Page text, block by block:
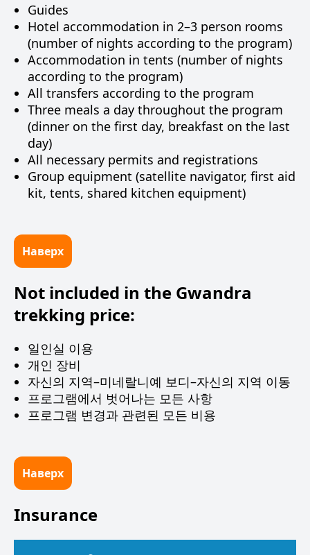
Guides
Hotel accommodation in 2–3 person rooms
(number of nights according to the program)
Accommodation in tents (number of nights
according to the program)
All transfers according to the program
Three meals a day throughout the program
(dinner on the first day, breakfast on the last
day)
All necessary permits and registrations
Group equipment (satellite navigator, first aid
kit, tents, shared kitchen equipment)
Наверх
Not included in the Gwandra
trekking price:
일인실 이용
개인 장비
자신의 지역–미네랄니예 보디–자신의 지역 이동
프로그램에서 벗어나는 모든 사항
프로그램 변경과 관련된 모든 비용
Наверх
Insurance